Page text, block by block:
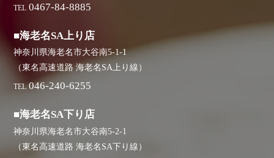
TEL 0467-84-8885
■海老名SA上り店
神奈川県海老名市大谷南5-1-1
（東名高速道路 海老名SA上り線）
TEL 046-240-6255
■海老名SA下り店
神奈川県海老名市大谷南5-2-1
（東名高速道路 海老名SA下り線）